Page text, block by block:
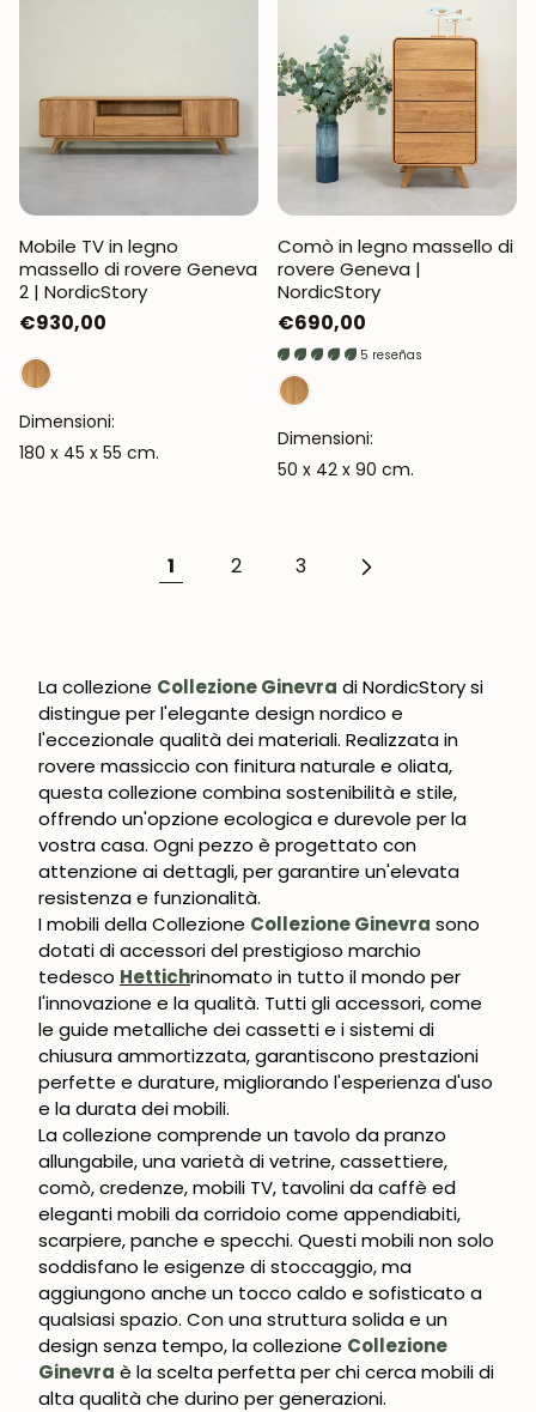
Mobile TV in legno
massello di rovere Geneva
2 | NordicStory
Prezzo
normale
€930,00
Dimensioni:
180 x 45 x 55 cm.
Comò in legno massello di
rovere Geneva |
NordicStory
Prezzo
normale
€690,00
5 reseñas
Dimensioni:
50 x 42 x 90 cm.
1 2 3
La collezione Collezione Ginevra di NordicStory si
distingue per l'elegante design nordico e
l'eccezionale qualità dei materiali. Realizzata in
rovere massiccio con finitura naturale e oliata,
questa collezione combina sostenibilità e stile,
offrendo un'opzione ecologica e durevole per la
vostra casa. Ogni pezzo è progettato con
attenzione ai dettagli, per garantire un'elevata
resistenza e funzionalità.
I mobili della Collezione Collezione Ginevra sono
dotati di accessori del prestigioso marchio
tedesco Hettichrinomato in tutto il mondo per
l'innovazione e la qualità. Tutti gli accessori, come
le guide metalliche dei cassetti e i sistemi di
chiusura ammortizzata, garantiscono prestazioni
perfette e durature, migliorando l'esperienza d'uso
e la durata dei mobili.
La collezione comprende un tavolo da pranzo
allungabile, una varietà di vetrine, cassettiere,
comò, credenze, mobili TV, tavolini da caffè ed
eleganti mobili da corridoio come appendiabiti,
scarpiere, panche e specchi. Questi mobili non solo
soddisfano le esigenze di stoccaggio, ma
aggiungono anche un tocco caldo e sofisticato a
qualsiasi spazio. Con una struttura solida e un
design senza tempo, la collezione Collezione
Ginevra è la scelta perfetta per chi cerca mobili di
alta qualità che durino per generazioni.